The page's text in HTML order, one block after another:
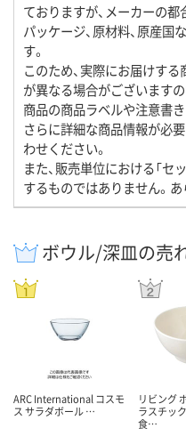
ておりますが、メーカーの都
パッケージ、原材料、原産国
す。
このため、実際にお届けす
が異なる場合がございます
商品の商品ラベルや注意書
さらに詳細な商品情報が必
わせください。
また、販売単位における「セ
するものではありません。
ボウル/深皿の売
ARC International コスモ
ス サラダボール …
リビング
ラスチッ
食…